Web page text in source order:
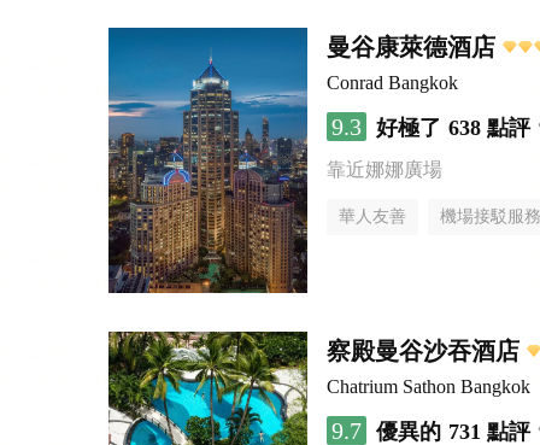
曼谷康萊德酒店
Conrad Bangkok
9.3 好極了 638 點評
靠近娜娜廣場
華人友善 機場接駁服務
察殿曼谷沙吞酒店
Chatrium Sathon Bangkok
9.7 優異的 731 點評